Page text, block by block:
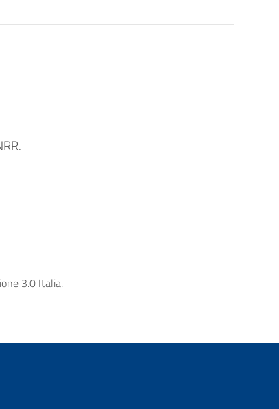
3.0 Italia.